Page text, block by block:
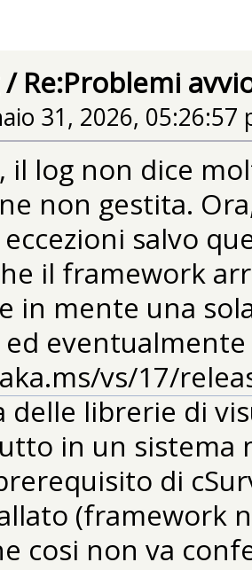
/ Re:Problemi
31, 2026, 05:26:57
il log non dice
non gestita.
salvo
il framework
in mente una
ed
vs/17/
delle librerie di
in un sistema
di
(framework
cosi non va